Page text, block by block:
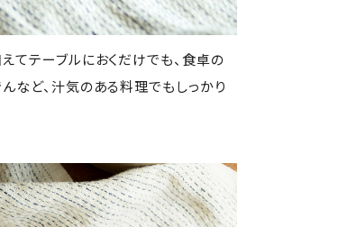
てテーブルにおくだけでも、食卓の
など、汁気のある料理でもしっかり